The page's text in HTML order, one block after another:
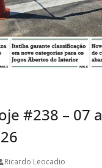
#238 – 07 a
Ricardo Leocadio